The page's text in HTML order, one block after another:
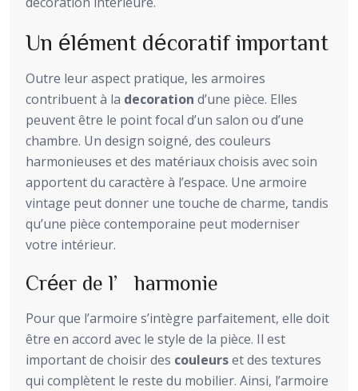
Un élément décoratif important
Outre leur aspect pratique, les armoires
contribuent à la decoration d’une pièce. Elles
peuvent être le point focal d’un salon ou d’une
chambre. Un design soigné, des couleurs
harmonieuses et des matériaux choisis avec soin
apportent du caractère à l’espace. Une armoire
vintage peut donner une touche de charme, tandis
qu’une pièce contemporaine peut moderniser
votre intérieur.
Créer de l’harmonie
Pour que l’armoire s’intègre parfaitement, elle doit
être en accord avec le style de la pièce. Il est
important de choisir des couleurset des textures
qui complètent le reste du mobilier. Ainsi, l’armoire